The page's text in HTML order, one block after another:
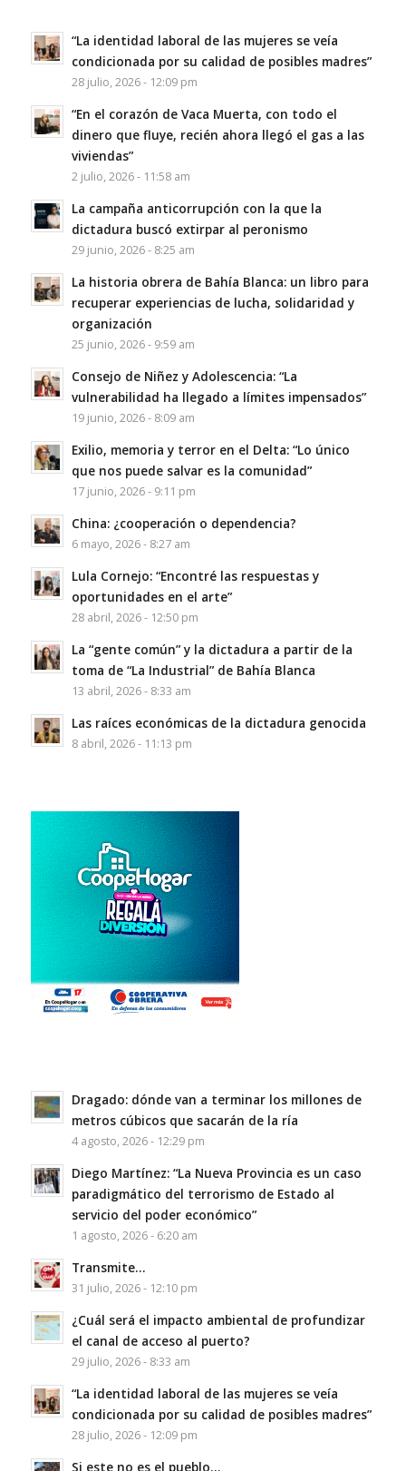
“La identidad laboral de las mujeres se veía
condicionada por su calidad de posibles madres”
28 julio, 2026 - 12:09 pm
“En el corazón de Vaca Muerta, con todo el
dinero que fluye, recién ahora llegó el gas a las
viviendas”
2 julio, 2026 - 11:58 am
La campaña anticorrupción con la que la
dictadura buscó extirpar al peronismo
29 junio, 2026 - 8:25 am
La historia obrera de Bahía Blanca: un libro para
recuperar experiencias de lucha, solidaridad y
organización
25 junio, 2026 - 9:59 am
Consejo de Niñez y Adolescencia: “La
vulnerabilidad ha llegado a límites impensados”
19 junio, 2026 - 8:09 am
Exilio, memoria y terror en el Delta: “Lo único
que nos puede salvar es la comunidad”
17 junio, 2026 - 9:11 pm
China: ¿cooperación o dependencia?
6 mayo, 2026 - 8:27 am
Lula Cornejo: “Encontré las respuestas y
oportunidades en el arte”
28 abril, 2026 - 12:50 pm
La “gente común” y la dictadura a partir de la
toma de “La Industrial” de Bahía Blanca
13 abril, 2026 - 8:33 am
Las raíces económicas de la dictadura genocida
8 abril, 2026 - 11:13 pm
Dragado: dónde van a terminar los millones de
metros cúbicos que sacarán de la ría
4 agosto, 2026 - 12:29 pm
Diego Martínez: “La Nueva Provincia es un caso
paradigmático del terrorismo de Estado al
servicio del poder económico”
1 agosto, 2026 - 6:20 am
Transmite…
31 julio, 2026 - 12:10 pm
¿Cuál será el impacto ambiental de profundizar
el canal de acceso al puerto?
29 julio, 2026 - 8:33 am
“La identidad laboral de las mujeres se veía
condicionada por su calidad de posibles madres”
28 julio, 2026 - 12:09 pm
Si este no es el pueblo…